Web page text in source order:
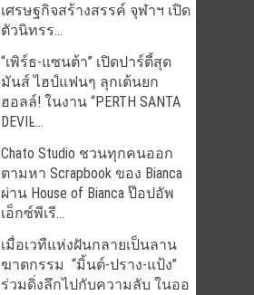
เศรษฐกิจสร้างสรรค์ จุฬาฯ เปิด
ตัวนิทรร...
“เพิร์ธ-แซนต้า” เปิดปาร์ตี้สุด
มันส์ ไฮป์แฟนๆ ลุกเต้นยก
ฮอลล์! ในงาน “PERTH SANTA
DEVIL̵...
Chato Studio ชวนทุกคนออก
ตามหา Scrapbook ของ Bianca
ผ่าน House of Bianca ป๊อปอัพ
เอ็กซ์พีเรี...
เมื่อเวทีแห่งฝันกลายเป็นลาน
ฆาตกรรม “มิ้นต์-ปราง-แป้ง”
ร่วมดิ่งลึกไปกับความลับ ในออ